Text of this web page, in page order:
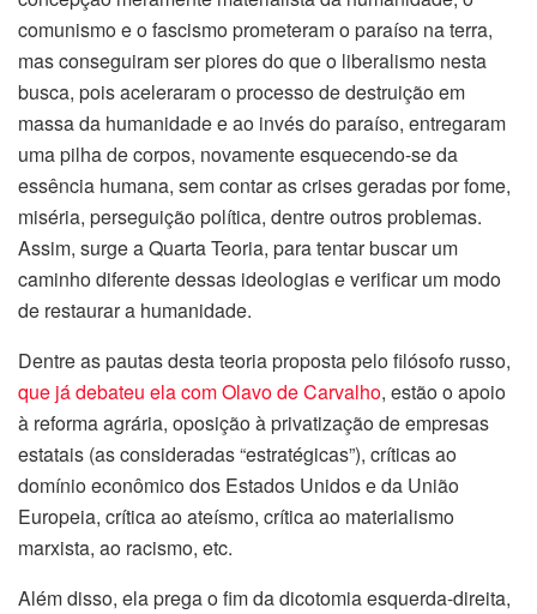
comunismo e o fascismo prometeram o paraíso na terra,
mas conseguiram ser piores do que o liberalismo nesta
busca, pois aceleraram o processo de destruição em
massa da humanidade e ao invés do paraíso, entregaram
uma pilha de corpos, novamente esquecendo-se da
essência humana, sem contar as crises geradas por fome,
miséria, perseguição política, dentre outros problemas.
Assim, surge a Quarta Teoria, para tentar buscar um
caminho diferente dessas ideologias e verificar um modo
de restaurar a humanidade.
Dentre as pautas desta teoria proposta pelo filósofo russo,
que já debateu ela com Olavo de Carvalho, estão o apoio
à reforma agrária, oposição à privatização de empresas
estatais (as consideradas “estratégicas”), críticas ao
domínio econômico dos Estados Unidos e da União
Europeia, crítica ao ateísmo, crítica ao materialismo
marxista, ao racismo, etc.
Além disso, ela prega o fim da dicotomia esquerda-direita,